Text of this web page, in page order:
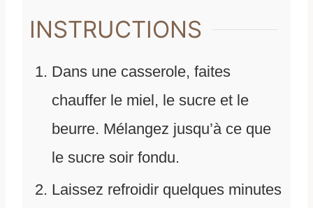
INSTRUCTIONS
Dans une casserole, faites
chauffer le miel, le sucre et le
beurre. Mélangez jusqu’à ce que
le sucre soir fondu.
Laissez refroidir quelques minutes